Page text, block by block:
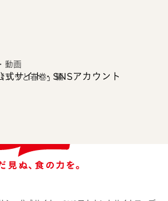
式サイト・SNSアカウント
動画
リッと春巻」編